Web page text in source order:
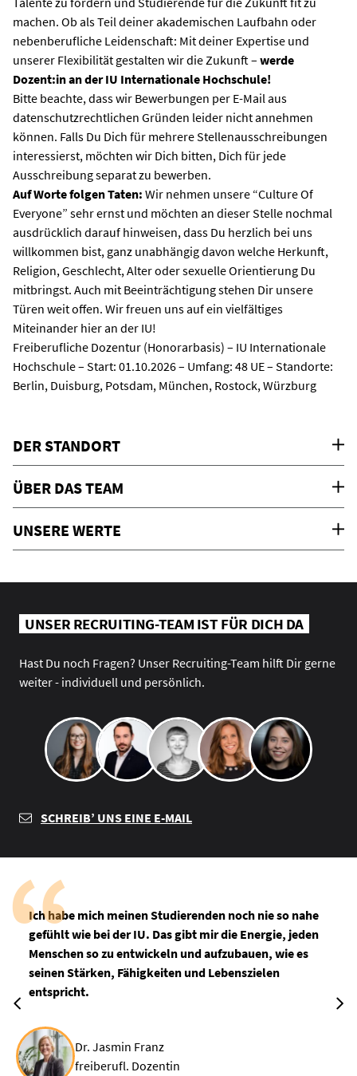
machen. Ob als Teil deiner akademischen Laufbahn oder
nebenberufliche Leidenschaft: Mit deiner Expertise und
unserer Flexibilität gestalten wir die Zukunft – werde
Dozent:in an der IU Internationale Hochschule!
Bitte beachte, dass wir Bewerbungen per E-Mail aus
datenschutzrechtlichen Gründen leider nicht annehmen
können. Falls Du Dich für mehrere Stellenausschreibungen
interessierst, möchten wir Dich bitten, Dich für jede
Ausschreibung separat zu bewerben.
Auf Worte folgen Taten: Wir nehmen unsere “Culture Of
Everyone” sehr ernst und möchten an dieser Stelle nochmal
ausdrücklich darauf hinweisen, dass Du herzlich bei uns
willkommen bist, ganz unabhängig davon welche Herkunft,
Religion, Geschlecht, Alter oder sexuelle Orientierung Du
mitbringst. Auch mit Beeinträchtigung stehen Dir unsere
Türen weit offen. Wir freuen uns auf ein vielfältiges
Miteinander hier an der IU!
Freiberufliche Dozentur (Honorarbasis) – IU Internationale
Hochschule – Start: 01.10.2026 – Umfang: 48 UE – Standorte:
Berlin, Duisburg, Potsdam, München, Rostock, Würzburg
UNSER RECRUITING-TEAM IST FÜR DICH DA
Hast Du noch Fragen? Unser Recruiting-Team hilft Dir gerne
weiter - individuell und persönlich.
SCHREIB’ UNS EINE E-MAIL
Ich habe mich meinen Studierenden noch nie so nahe
gefühlt wie bei der IU. Das gibt mir die Energie, jeden
Menschen so zu entwickeln und aufzubauen, wie es
seinen Stärken, Fähigkeiten und Lebenszielen
entspricht.
Dr. Jasmin Franz
freiberufl. Dozentin
DER STANDORT
ÜBER DAS TEAM
UNSERE WERTE